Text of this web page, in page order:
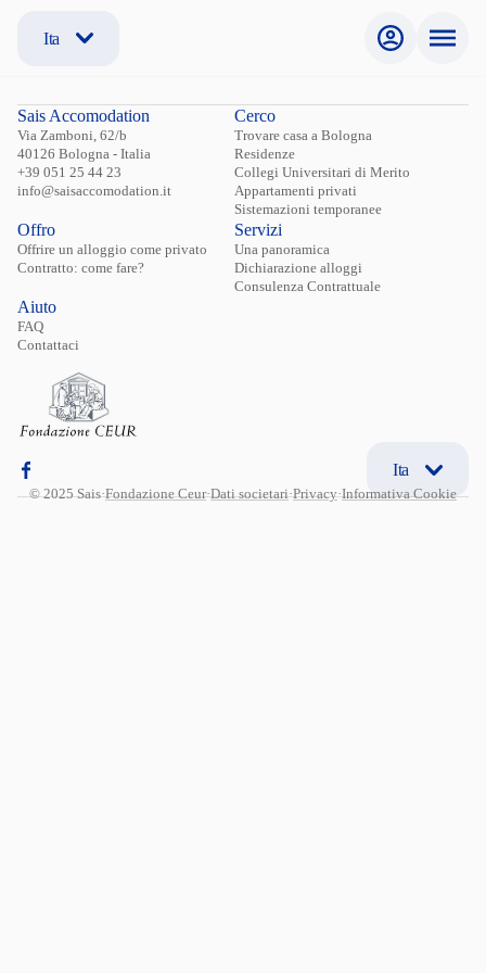
Ita
Sais Accomodation
Via Zamboni, 62/b
40126 Bologna - Italia
+39 051 25 44 23
info@saisaccomodation.it
Cerco
Trovare casa a Bologna
Residenze
Collegi Universitari di Merito
Appartamenti privati
Sistemazioni temporanee
Offro
Offrire un alloggio come privato
Contratto: come fare?
Servizi
Una panoramica
Dichiarazione alloggi
Consulenza Contrattuale
Aiuto
FAQ
Contattaci
Ita
© 2025 Sais·Fondazione Ceur·Dati societari·Privacy·Informativa Cookie